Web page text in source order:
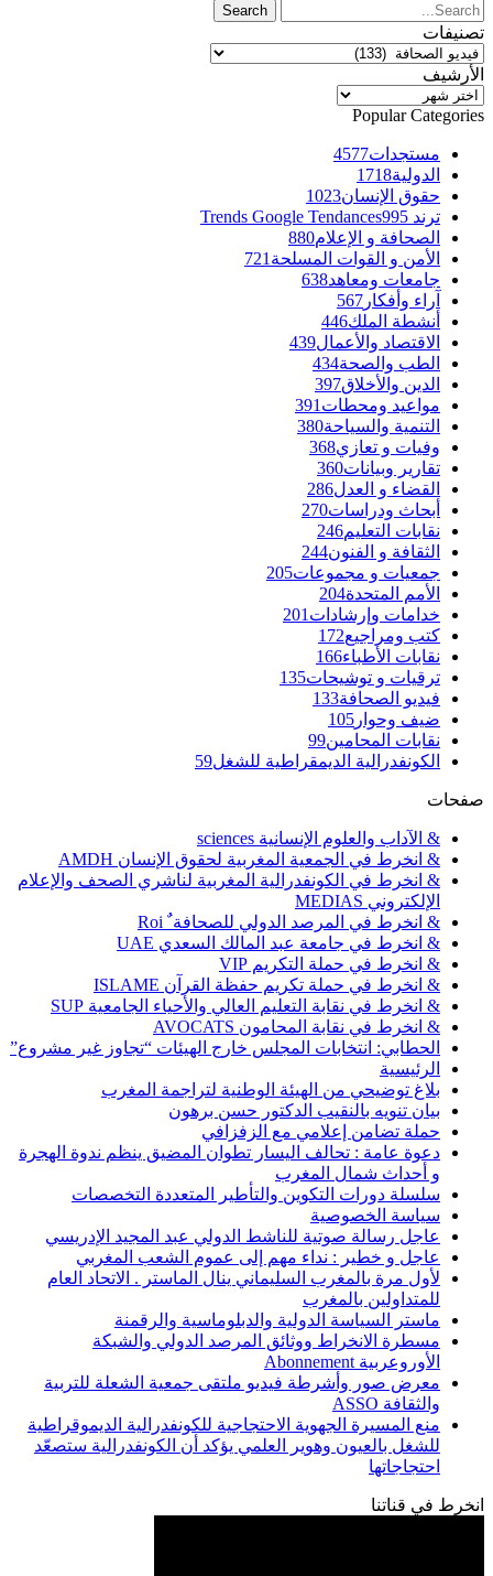
تصنيفات
تصنيفات
الأرشيف
الأرشيف
Popular Categories
مستجدات4577
الدولية1718
حقوق الإنسان1023
ترند Trends Google Tendances 995
الصحافة و الإعلام880
الأمن و القوات المسلحة 721
جامعات ومعاهد638
آراء وأفكار 567
أنشطة الملك446
الاقتصاد والأعمال439
الطب والصحة434
الدين والأخلاق397
مواعيد ومحطات 391
التنمية والسياحة380
وفيات و تعازي368
تقارير وبيانات360
القضاء و العدل286
أبحاث ودراسات270
نقابات التعليم246
الثقافة و الفنون244
جمعيات و مجموعات205
الأمم المتحدة204
خدامات وإرشادات 201
كتب ومراجيع172
نقابات الأطباء166
ترقيات و توشيحات135
فيديو الصحافة133
ضيف وحوار 105
نقابات المحامين99
الكونفدرالية الديمقراطية للشغل59
صفحات
& الآداب والعلوم الإنسانية sciences
& انخرط في الجمعية المغربية لحقوق الإنسان AMDH
& انخرط في الكونفدرالية المغربية لناشري الصحف والإعلام
الإلكتروني MEDIAS
& انخرط في المرصد الدولي للصحافة ٌ Roi
& انخرط في جامعة عبد المالك السعدي UAE
& انخرط في حملة التكريم VIP
& انخرط في حملة تكريم حفظة القرآن ISLAME
& انخرط في نقابة التعليم العالي والأحياء الجامعية SUP
& انخرط في نقابة المحامون AVOCATS
الحطابي: انتخابات المجلس خارج الهيئات “تجاوز غير مشروع”
الرئيسية
بلاغ توضيحي من الهيئة الوطنية لتراجمة المغرب
بيان تنويه بالنقيب الدكتور حسن برهون
حملة تضامن إعلامي مع الزفزافي
دعوة عامة : تحالف اليسار تطوان المضيق ينظم ندوة الهجرة
و أحداث شمال المغرب
سلسلة دورات التكوين والتأطير المتعددة التخصصات
سياسة الخصوصية
عاجل رسالة صوتية للناشط الدولي عبد المجيد الإدريسي
عاجل و خطير : نداء مهم إلى عموم الشعب المغربي
لأول مرة بالمغرب السليماني ينال الماستر . الاتحاد العام
للمتداولين بالمغرب
ماستر السياسة الدولية والدبلوماسية والرقمنة
مسطرة الانخراط ووثائق المرصد الدولي والشبكة
الأوروعربية Abonnement
معرض صور وأشرطة فيديو ملتقى جمعية الشعلة للتربية
والثقافة ASSO
منع المسيرة الجهوية الاحتجاجية للكونفدرالية الديموقراطية
للشغل بالعيون وهوير العلمي يؤكد أن الكونفدرالية ستصعّد
احتجاجاتها
انخرط في قناتنا